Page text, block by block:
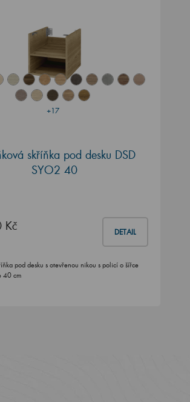
+17
skříňka pod desku DSD
SYO2 40
Kč DETAIL
pod desku s otevřenou nikou s policí o šířce
40 cm